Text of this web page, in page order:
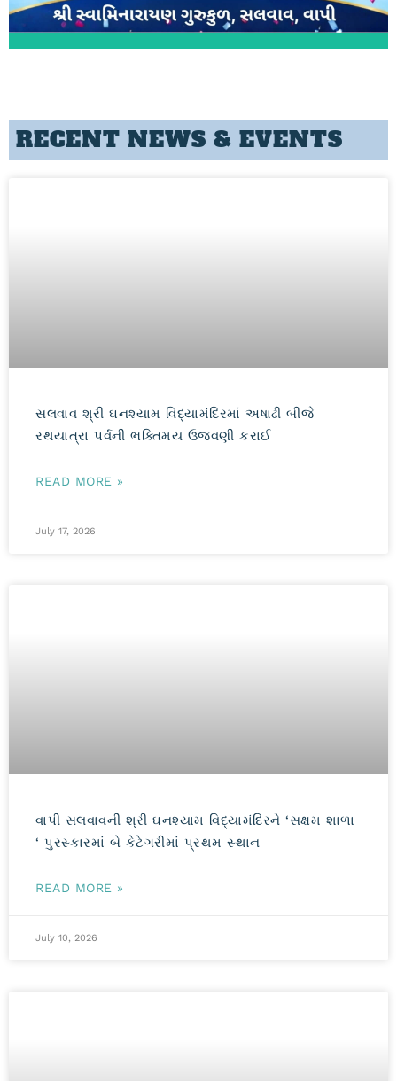
RECENT NEWS & EVENTS
સલવાવ શ્રી ઘનશ્યામ વિદ્યામંદિરમાં અષાઢી બીજે
રથયાત્રા પર્વની ભક્તિમય ઉજવણી કરાઈ
READ MORE »
July 17, 2026
વાપી સલવાવની શ્રી ઘનશ્યામ વિદ્યામંદિરને ‘સક્ષમ શાળા
‘ પુરસ્કારમાં બે કેટેગરીમાં પ્રથમ સ્થાન
READ MORE »
July 10, 2026